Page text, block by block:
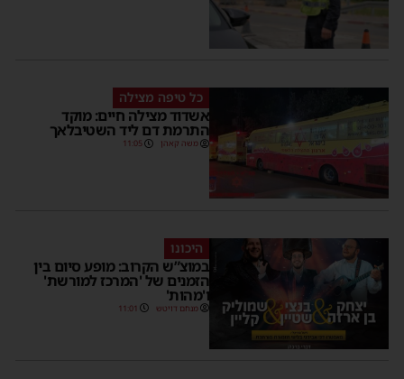
כל טיפה מצילה
אשדוד מצילה חיים: מוקד
התרמת דם ליד השטיבלאך
משה קאהן 11:05
היכונו
במוצ”ש הקרוב: מופע סיום בין
הזמנים של 'המרכז למורשת'
ו'מהות'
מנחם דויטש 11:01